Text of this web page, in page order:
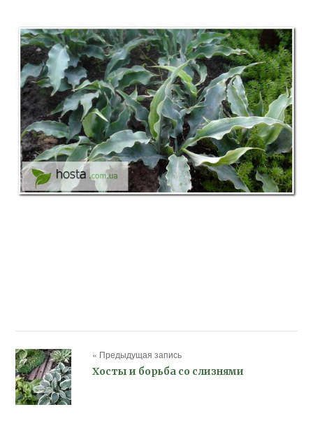
« Предыдущая запись
Хосты и борьба со слизнями